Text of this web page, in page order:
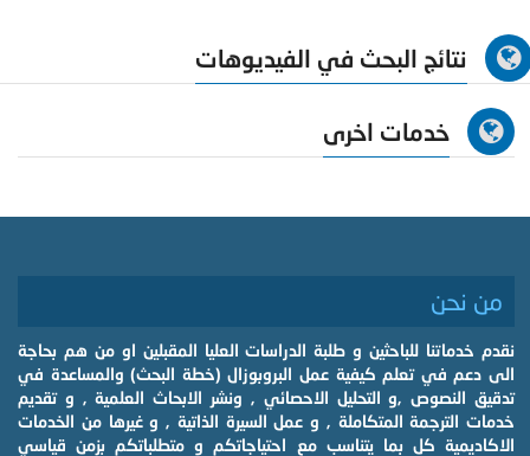
نتائج البحث في الفيديوهات
خدمات اخرى
من نحن
نقدم خدماتنا للباحثين و طلبة الدراسات العليا المقبلين او من هم بحاجة
الى دعم في تعلم كيفية عمل البروبوزال (خطة البحث) والمساعدة في
تدقيق النصوص ,و التحليل الاحصائي , ونشر الابحاث العلمية , و تقديم
خدمات الترجمة المتكاملة , و عمل السيرة الذاتية , و غيرها من الخدمات
الاكاديمية كل بما يتناسب مع احتياجاتكم و متطلباتكم بزمن قياسي